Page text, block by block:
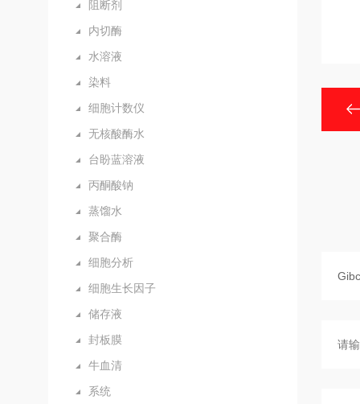
阻断剂
内切酶
水溶液
染料
细胞计数仪
无核酸酶水
台盼蓝溶液
丙酮酸钠
蒸馏水
聚合酶
细胞分析
细胞生长因子
储存液
封板膜
牛血清
系统